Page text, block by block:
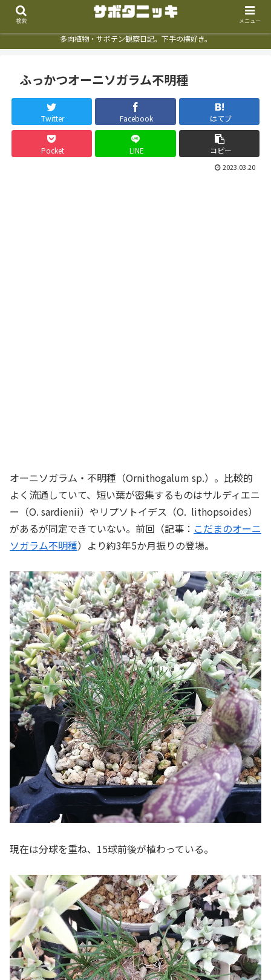
多肉植物・サボテン観察日記。下手の横好き。
ふっかつオーニソガラム不明種
Twitter Facebook はてブ
Pocket LINE コピー
2023.03.20
オーニソガラム・不明種（Ornithogalum sp.）。比較的
よく流通していて、短い葉が密集するものはサルディエニ
ー（O. sardienii）やリプソトイデス（O. lithopsoides）
があるが同定できていない。前回（記事： こだまのオーニ
ソガラム不明種）より約3年5か月振りの登場。
現在は分球を重ね、15球前後が植わっている。
検索 メニュー